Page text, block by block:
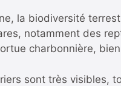
la biodiversité
notamment des
charbonnière,
sont très visibles,